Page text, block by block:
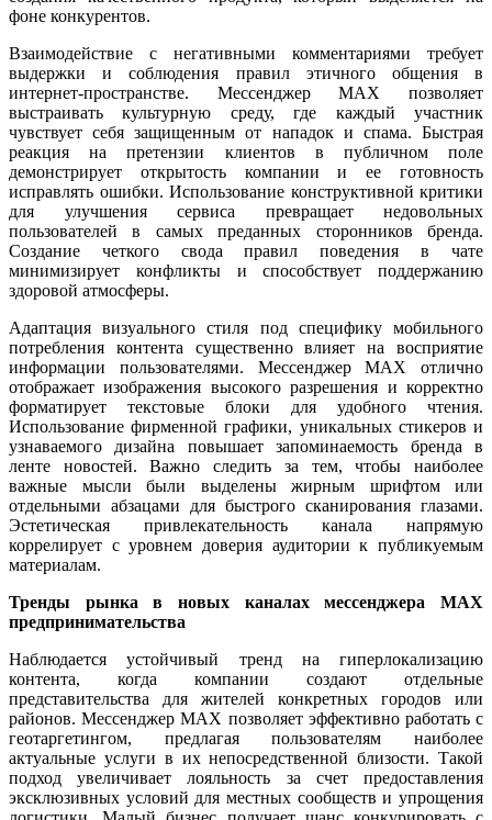
фоне конкурентов.
Взаимодействие с негативными комментариями требует
выдержки и соблюдения правил этичного общения в
интернет-пространстве. Мессенджер MAX позволяет
выстраивать культурную среду, где каждый участник
чувствует себя защищенным от нападок и спама. Быстрая
реакция на претензии клиентов в публичном поле
демонстрирует открытость компании и ее готовность
исправлять ошибки. Использование конструктивной критики
для улучшения сервиса превращает недовольных
пользователей в самых преданных сторонников бренда.
Создание четкого свода правил поведения в чате
минимизирует конфликты и способствует поддержанию
здоровой атмосферы.
Адаптация визуального стиля под специфику мобильного
потребления контента существенно влияет на восприятие
информации пользователями. Мессенджер MAX отлично
отображает изображения высокого разрешения и корректно
форматирует текстовые блоки для удобного чтения.
Использование фирменной графики, уникальных стикеров и
узнаваемого дизайна повышает запоминаемость бренда в
ленте новостей. Важно следить за тем, чтобы наиболее
важные мысли были выделены жирным шрифтом или
отдельными абзацами для быстрого сканирования глазами.
Эстетическая привлекательность канала напрямую
коррелирует с уровнем доверия аудитории к публикуемым
материалам.
Тренды рынка в новых каналах мессенджера MAX
предпринимательства
Наблюдается устойчивый тренд на гиперлокализацию
контента, когда компании создают отдельные
представительства для жителей конкретных городов или
районов. Мессенджер MAX позволяет эффективно работать с
геотаргетингом, предлагая пользователям наиболее
актуальные услуги в их непосредственной близости. Такой
подход увеличивает лояльность за счет предоставления
эксклюзивных условий для местных сообществ и упрощения